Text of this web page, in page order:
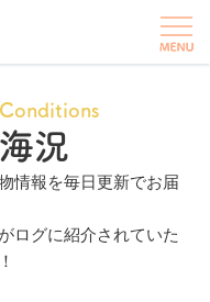
況
情報を毎日更新でお届
ログに紹介されていた